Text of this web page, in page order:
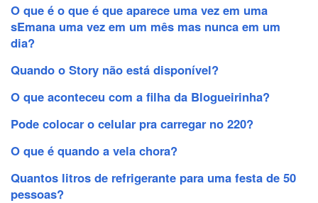
O que é o que é que aparece uma vez em uma
sEmana uma vez em um mês mas nunca em um
dia?
Quando o Story não está disponível?
O que aconteceu com a filha da Blogueirinha?
Pode colocar o celular pra carregar no 220?
O que é quando a vela chora?
Quantos litros de refrigerante para uma festa de 50
pessoas?